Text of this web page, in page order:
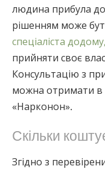
людина прибула
рішенням може
спеціаліста
прийняти своє
Консультацію з
можна отримати в
«Нарконон».
Скільки
Згідно з